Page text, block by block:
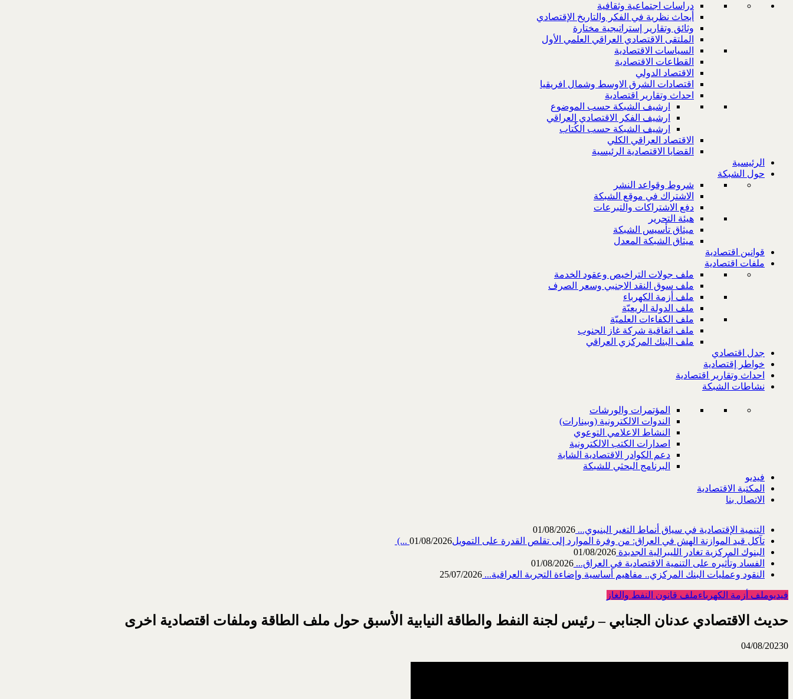
دراسات اجتماعية وثقافية
أبحاث نظرية في الفكر والتاريخ الإقتصادي
وثائق وتقارير إستراتيجية مختارة
الملتقى الاقتصادي العراقي العلمي الأول
السياسات الاقتصادية
القطاعات الاقتصادية
الاقتصاد الدولي
اقتصادات الشرق الاوسط وشمال افريقيا
احداث وتقارير اقتصادية
ارشيف الشبكة حسب الموضوع
ارشيف الفكر الاقتصادي العراقي
ارشيف الشبكة حسب الكُتاب
الاقتصاد العراقي الكلي
القضايا الاقتصادية الرئيسية
الرئيسية
حول الشبكة
شروط وقواعد النشر
الاشتراك في موقع الشبكة
دفع الاشتراكات والتبرعات
هيئة التحرير
ميثاق تأسيس الشبكة
ميثاق الشبكة المعدل
قوانين اقتصادية
ملفات اقتصادية
ملف جولات التراخيص وعقود الخدمة
ملف سوق النقد الاجنبي وسعر الصرف
ملف أزمة الكهرباء
ملف الدولة الريعيّة
ملف الكفاءات العلميّة
ملف اتفاقية شركة غاز الجنوب
ملف البنك المركزي العراقي
جدل اقتصادي
خواطر إقتصادية
احداث وتقارير اقتصادية
نشاطات الشبكة
المؤتمرات والورشات
الندوات الالكترونية (وبينارات)
النشاط الاعلامي التوعوي
اصدارات الكتب الالكترونية
دعم الكوادر الاقتصادية الشابة
البرنامج البحثي للشبكة
فيديو
المكتبة الاقتصادية
الاتصال بنا
التنمية الإقتصادية في سياق أنماط التغير البنيوي... 01/08/2026
تآكل قيد الموازنة الهش في العراق: من وفرة الموارد إلى تقلص القدرة على التمويل‎ (...01/08/2026
البنوك المركزية تغادر الليبرالية الجديدة 01/08/2026
الفساد وتأثيره على التنمية الاقتصادية في العراق... 01/08/2026
النقود وعمليات البنك المركزي.. مفاهيم أساسية وإضاءة التجربة العراقية... 25/07/2026
فيديوملف أزمة الكهرباءملف قانون النفط والغاز
حديث الاقتصادي عدنان الجنابي – رئيس لجنة النفط والطاقة النيابية الأسبق حول ملف الطاقة وملفات اقتصادية اخرى
04/08/20230